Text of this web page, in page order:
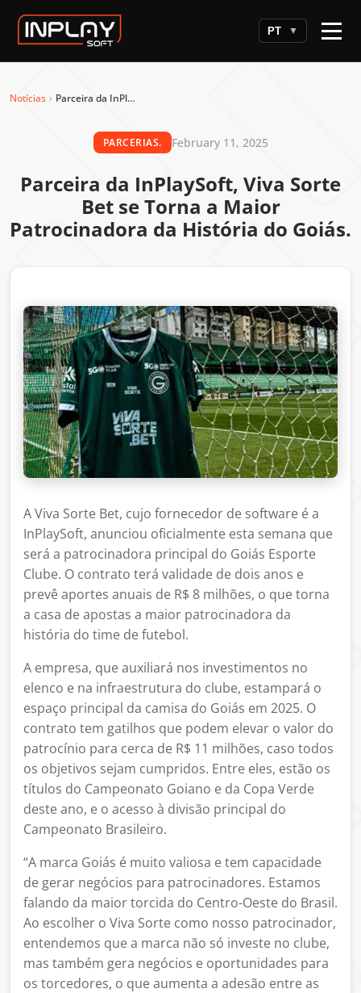
PT ▼
Notícias › Parceira da InPlaySoft, Viva Sorte Bet se Torna a Maior Patrocinadora da História do Goiás.
PARCERIAS. February 11, 2025
Parceira da InPlaySoft, Viva Sorte
Bet se Torna a Maior
Patrocinadora da História do Goiás.
A Viva Sorte Bet, cujo fornecedor de software é a
InPlaySoft, anunciou oficialmente esta semana que
será a patrocinadora principal do Goiás Esporte
Clube. O contrato terá validade de dois anos e
prevê aportes anuais de R$ 8 milhões, o que torna
a casa de apostas a maior patrocinadora da
história do time de futebol.
A empresa, que auxiliará nos investimentos no
elenco e na infraestrutura do clube, estampará o
espaço principal da camisa do Goiás em 2025. O
contrato tem gatilhos que podem elevar o valor do
patrocínio para cerca de R$ 11 milhões, caso todos
os objetivos sejam cumpridos. Entre eles, estão os
títulos do Campeonato Goiano e da Copa Verde
deste ano, e o acesso à divisão principal do
Campeonato Brasileiro.
“A marca Goiás é muito valiosa e tem capacidade
de gerar negócios para patrocinadores. Estamos
falando da maior torcida do Centro-Oeste do Brasil.
Ao escolher o Viva Sorte como nosso patrocinador,
entendemos que a marca não só investe no clube,
mas também gera negócios e oportunidades para
os torcedores, o que aumenta a adesão entre as